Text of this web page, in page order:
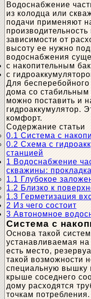
Водоснабжение
из колодца или
подачи применяют
зависимости от
высоту ее нужно
водоснабжения
с накопительным
с
Для
дома со
можно поставить и
гидроаккумулятор.
комфорт.
Содержание статьи
0.1 Система с
0.2 Схема с
станцией
1 Водоснабжение
скважины:
1.1 Глубокое
1.2 Близко к
1.3 Герметизация
2 Из чего состоит
3 Автономное
Система с
Основа такой
устанавливаемая
есть место,
такой возможности
специальную вышку
крыше соседнего
дому расходятся
точкам потребления.